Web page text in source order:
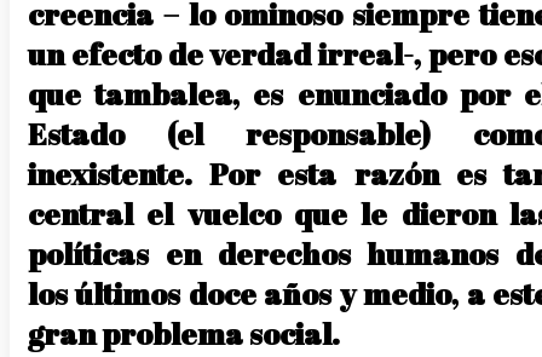
creencia – lo ominoso siempre
un efecto de verdad irreal-, pero
que tambalea, es enunciado por
Estado (el responsable)
inexistente. Por esta razón es
central el vuelco que le dieron
políticas en derechos humanos
los últimos doce años y medio, a
gran problema social.